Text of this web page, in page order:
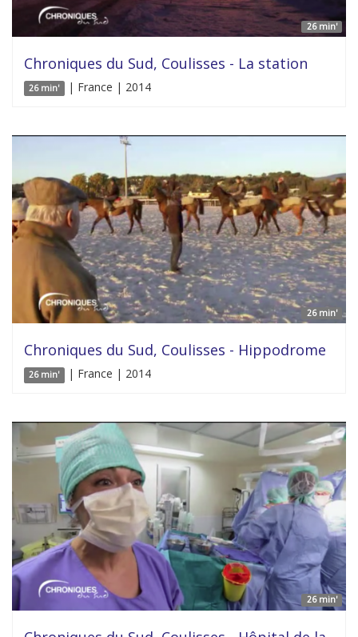
26 min'
Chroniques du Sud, Coulisses - La station
26 min' | France | 2014
26 min'
Chroniques du Sud, Coulisses - Hippodrome
26 min' | France | 2014
26 min'